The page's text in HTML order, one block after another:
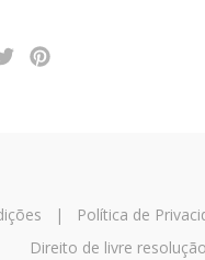
| Política de
Direito de livre resolução